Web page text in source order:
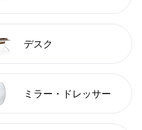
デスク
ミラー・ドレッサー